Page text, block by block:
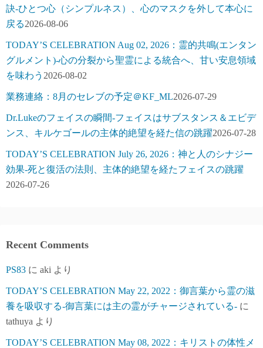
訣-ひとつ心（シンプルネス）、心のマスクを外して本心に
戻る2026-08-06
TODAY’S CELEBRATION Aug 02, 2026：霊的共鳴(エンタン
グルメント)-心の分裂から聖霊による統合へ、甘い安息領域
を味わう 2026-08-02
業務連絡：8月のセレブの予定＠KF_ML2026-07-29
Dr.Lukeのフェイスの瞬間-フェイスはサブスタンス＆エビデ
ンス、キルケゴールの主体的絶望を経た信の跳躍2026-07-28
TODAY’S CELEBRATION July 26, 2026：神と人のシナジー
効果-死と復活の法則、主体的絶望を経たフェイスの跳躍
2026-07-26
Recent Comments
PS83 に aki より
TODAY’S CELEBRATION May 22, 2022：御言葉から霊の滋
養を吸収する-御言葉には主の霊がチャージされている- に
tathuya より
TODAY’S CELEBRATION May 08, 2022：キリストの体性メ